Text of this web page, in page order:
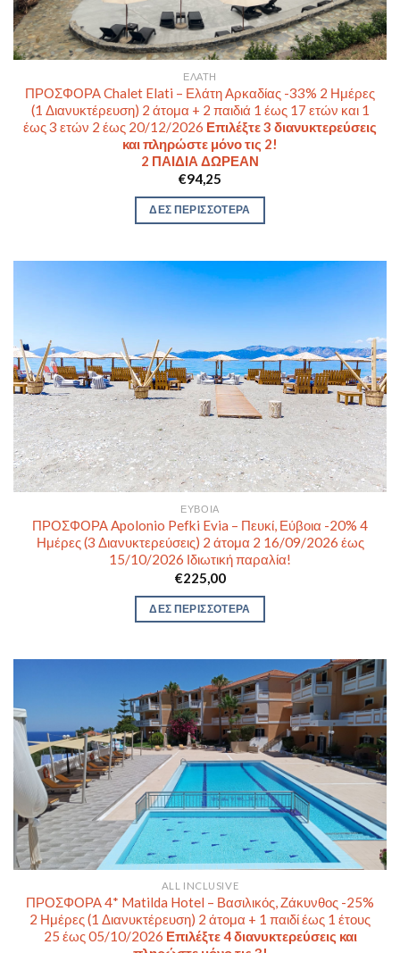
ΕΛΆΤΗ
ΠΡΟΣΦΟΡΑ Chalet Elati – Ελάτη Αρκαδίας -33% 2 Ημέρες
(1 Διανυκτέρευση) 2 άτομα + 2 παιδιά 1 έως 17 ετών και 1
έως 3 ετών 2 έως 20/12/2026 Επιλέξτε 3 διανυκτερεύσεις
και πληρώστε μόνο τις 2!
2 ΠΑΙΔΙΑ ΔΩΡΕΑΝ
€94,25
ΔΕΣ ΠΕΡΙΣΣΟΤΕΡΑ
ΕΎΒΟΙΑ
ΠΡΟΣΦΟΡΑ Apolonio Pefki Evia – Πευκί, Εύβοια -20% 4
Ημέρες (3 Διανυκτερεύσεις) 2 άτομα 2 16/09/2026 έως
15/10/2026 Ιδιωτική παραλία!
€225,00
ΔΕΣ ΠΕΡΙΣΣΟΤΕΡΑ
ALL INCLUSIVE
ΠΡΟΣΦΟΡΑ 4* Matilda Hotel – Βασιλικός, Ζάκυνθος -25%
2 Ημέρες (1 Διανυκτέρευση) 2 άτομα + 1 παιδί έως 1 έτους
25 έως 05/10/2026 Επιλέξτε 4 διανυκτερεύσεις και